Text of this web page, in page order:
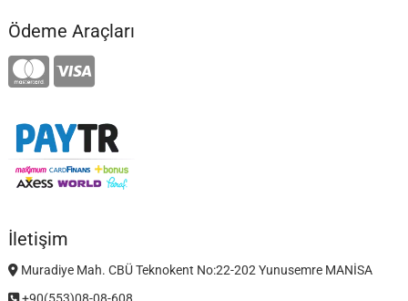
Ödeme Araçları
İletişim
Muradiye Mah. CBÜ Teknokent No:22-202 Yunusemre MANİSA